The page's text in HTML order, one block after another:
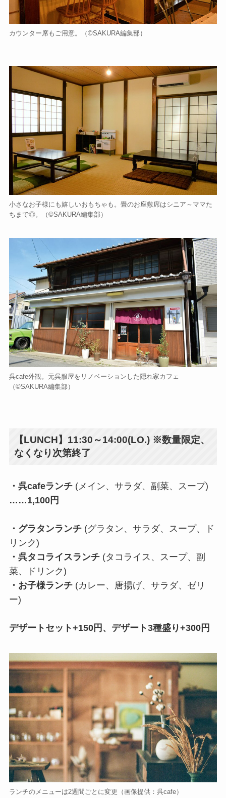
カウンター席もご用意。（©️SAKURA編集部）
小さなお子様にも嬉しいおもちゃも。畳のお座敷席はシニア～ママた
ちまで◎。（©️SAKURA編集部）
呉cafe外観。元呉服屋をリノベーションした隠れ家カフェ
（©️SAKURA編集部）
【LUNCH】11:30～14:00(LO.) ※数量限定、
なくなり次第終了
・呉cafeランチ(メイン、サラダ、副菜、スープ)
……1,100円
・グラタンランチ(グラタン、サラダ、スープ、ド
リンク)
・呉タコライスランチ(タコライス、スープ、副
菜、ドリンク)
・お子様ランチ(カレー、唐揚げ、サラダ、ゼリ
ー)
デザートセット+150円、デザート3種盛り+300円
ランチのメニューは2週間ごとに変更（画像提供：呉cafe）